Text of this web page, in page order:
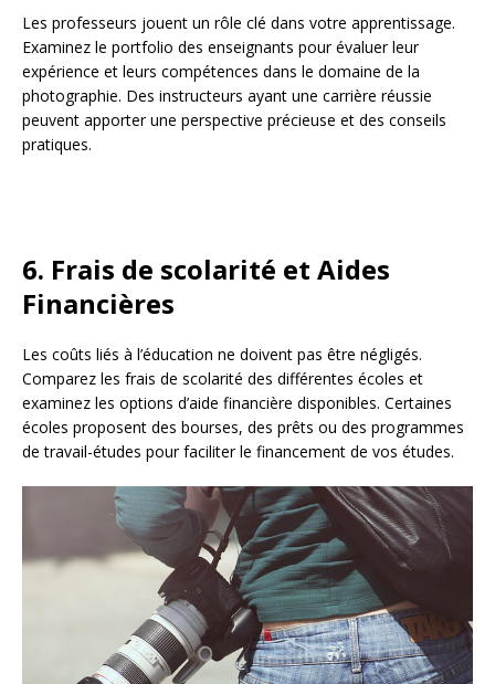
Les professeurs jouent un rôle clé dans votre apprentissage.
Examinez le portfolio des enseignants pour évaluer leur
expérience et leurs compétences dans le domaine de la
photographie. Des instructeurs ayant une carrière réussie
peuvent apporter une perspective précieuse et des conseils
pratiques.
6. Frais de scolarité et Aides
Financières
Les coûts liés à l’éducation ne doivent pas être négligés.
Comparez les frais de scolarité des différentes écoles et
examinez les options d’aide financière disponibles. Certaines
écoles proposent des bourses, des prêts ou des programmes
de travail-études pour faciliter le financement de vos études.